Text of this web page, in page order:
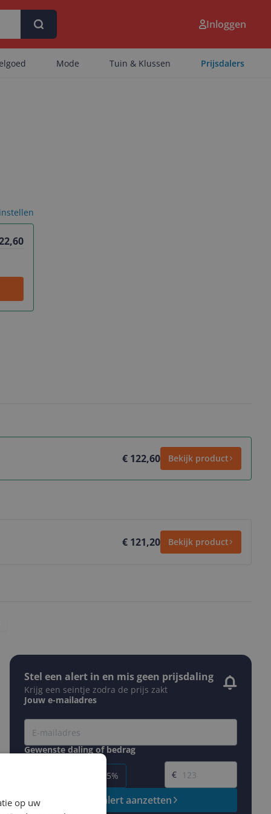
Inloggen
Mode Tuin & Klussen Prijsdalers
€ 122,60 Bekijk product
€ 121,20 Bekijk product
Stel een alert in en mis geen prijsdaling
Krijg een seintje zodra de prijs zakt
Jouw e-mailadres
Gewenste daling of bedrag
-15%
Gewenste prijs
€
Prijsalert aanzetten
op uw